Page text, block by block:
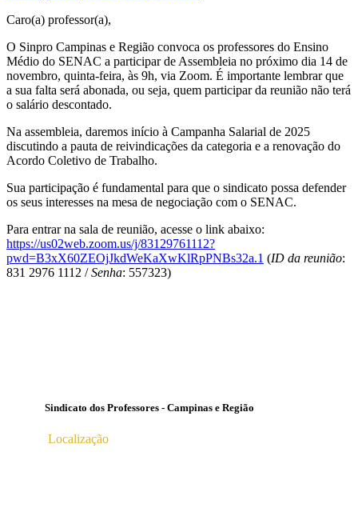
Caro(a) professor(a),
O Sinpro Campinas e Região convoca os professores do Ensino
Médio do SENAC a participar de Assembleia no próximo dia 14 de
novembro, quinta-feira, às 9h, via Zoom. É importante lembrar que
a sua falta será abonada, ou seja, quem participar da reunião não terá
o salário descontado.
Na assembleia, daremos início à Campanha Salarial de 2025
discutindo a pauta de reivindicações da categoria e a renovação do
Acordo Coletivo de Trabalho.
Sua participação é fundamental para que o sindicato possa defender
os seus interesses na mesa de negociação com o SENAC.
Para entrar na sala de reunião, acesse o link abaixo:
https://us02web.zoom.us/j/83129761112?
pwd=B3xX60ZEOjJkdWeKaXwKlRpPNBs32a.1 (ID da reunião:
831 2976 1112 /Senha: 557323)
Sindicato dos Professores - Campinas e Região
Localização